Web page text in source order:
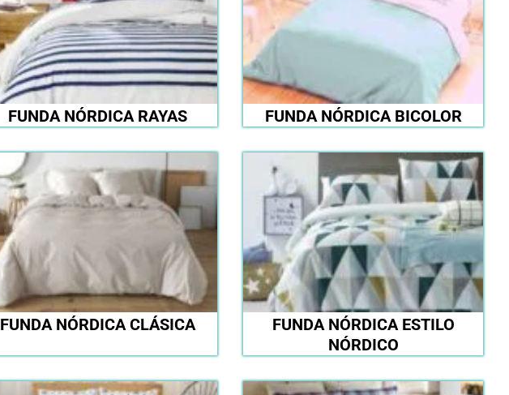
FUNDA NÓRDICA RAYAS FUNDA NÓRDICA BICOLOR
FUNDA NÓRDICA CLÁSICA
FUNDA NÓRDICA ESTILO
NÓRDICO